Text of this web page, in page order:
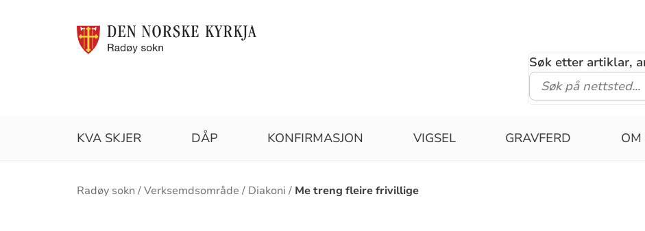
Søk etter artiklar,
KVA SKJER DÅP KONFIRMASJON VIGSEL GRAVFERD OM
Brødsmulesti
Radøy sokn Verksemdsområde Diakoni Me treng fleire frivillige